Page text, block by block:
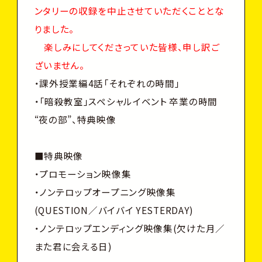
ンタリーの収録を中止させていただくこととな
りました。
楽しみにしてくださっていた皆様、申し訳ご
ざいません。
・課外授業編4話「それぞれの時間」
・「暗殺教室」スペシャルイベント 卒業の時間
“夜の部”、特典映像
■特典映像
・プロモーション映像集
・ノンテロップオープニング映像集
(QUESTION／バイバイ YESTERDAY)
・ノンテロップエンディング映像集(欠けた月／
また君に会える日)